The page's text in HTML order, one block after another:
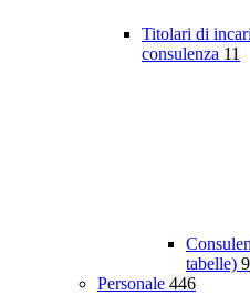
Titolari di
consulenza 11
tabelle) 9
Personale 446